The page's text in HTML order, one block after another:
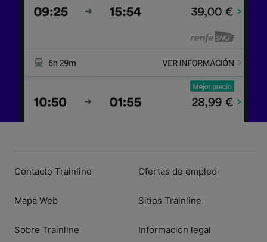
Contacto Trainline
Mapa Web
Sobre Trainline
Ofertas de empleo
Sitios Trainline
Información legal